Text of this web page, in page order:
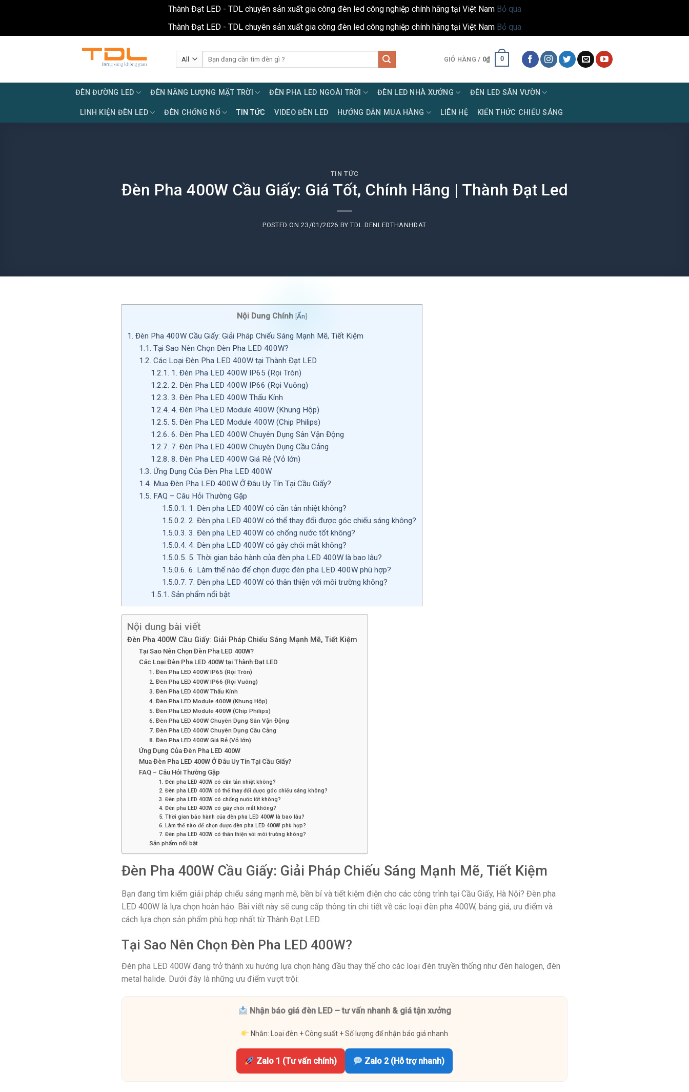
Thành Đạt LED - TDL chuyên sản xuất gia công đèn led công nghiệp chính hãng tại Việt Nam Bỏ qua
Thành Đạt LED - TDL chuyên sản xuất gia công đèn led công nghiệp chính hãng tại Việt Nam Bỏ qua
kiếm:
GIỎ HÀNG / 0₫ 0
ĐÈN ĐƯỜNG LED ĐÈN NĂNG LƯỢNG MẶT TRỜI ĐÈN PHA LED NGOÀI TRỜI ĐÈN LED NHÀ XƯỞNG ĐÈN LED SÂN VƯỜN
LINH KIỆN ĐÈN LED ĐÈN CHỐNG NỔ TIN TỨC VIDEO ĐÈN LED HƯỚNG DẪN MUA HÀNG LIÊN HỆ KIẾN THỨC CHIẾU SÁNG
TIN TỨC
Đèn Pha 400W Cầu Giấy: Giá Tốt, Chính Hãng | Thành Đạt Led
POSTED ON23/01/2026 BYTDL DENLEDTHANHDAT
Nội Dung Chính [Ẩn]
1. Đèn Pha 400W Cầu Giấy: Giải Pháp Chiếu Sáng Mạnh Mẽ, Tiết Kiệm
1.1. Tại Sao Nên Chọn Đèn Pha LED 400W?
1.2. Các Loại Đèn Pha LED 400W tại Thành Đạt LED
1.2.1. 1. Đèn Pha LED 400W IP65 (Rọi Tròn)
1.2.2. 2. Đèn Pha LED 400W IP66 (Rọi Vuông)
1.2.3. 3. Đèn Pha LED 400W Thấu Kính
1.2.4. 4. Đèn Pha LED Module 400W (Khung Hộp)
1.2.5. 5. Đèn Pha LED Module 400W (Chip Philips)
1.2.6. 6. Đèn Pha LED 400W Chuyên Dụng Sân Vận Động
1.2.7. 7. Đèn Pha LED 400W Chuyên Dụng Cầu Cảng
1.2.8. 8. Đèn Pha LED 400W Giá Rẻ (Vỏ lớn)
1.3. Ứng Dụng Của Đèn Pha LED 400W
1.4. Mua Đèn Pha LED 400W Ở Đâu Uy Tín Tại Cầu Giấy?
1.5. FAQ – Câu Hỏi Thường Gặp
1.5.0.1. 1. Đèn pha LED 400W có cần tản nhiệt không?
1.5.0.2. 2. Đèn pha LED 400W có thể thay đổi được góc chiếu sáng không?
1.5.0.3. 3. Đèn pha LED 400W có chống nước tốt không?
1.5.0.4. 4. Đèn pha LED 400W có gây chói mắt không?
1.5.0.5. 5. Thời gian bảo hành của đèn pha LED 400W là bao lâu?
1.5.0.6. 6. Làm thế nào để chọn được đèn pha LED 400W phù hợp?
1.5.0.7. 7. Đèn pha LED 400W có thân thiện với môi trường không?
1.5.1. Sản phẩm nổi bật
Nội dung bài viết
Đèn Pha 400W Cầu Giấy: Giải Pháp Chiếu Sáng Mạnh Mẽ, Tiết Kiệm
Tại Sao Nên Chọn Đèn Pha LED 400W?
Các Loại Đèn Pha LED 400W tại Thành Đạt LED
1. Đèn Pha LED 400W IP65 (Rọi Tròn)
2. Đèn Pha LED 400W IP66 (Rọi Vuông)
3. Đèn Pha LED 400W Thấu Kính
4. Đèn Pha LED Module 400W (Khung Hộp)
5. Đèn Pha LED Module 400W (Chip Philips)
6. Đèn Pha LED 400W Chuyên Dụng Sân Vận Động
7. Đèn Pha LED 400W Chuyên Dụng Cầu Cảng
8. Đèn Pha LED 400W Giá Rẻ (Vỏ lớn)
Ứng Dụng Của Đèn Pha LED 400W
Mua Đèn Pha LED 400W Ở Đâu Uy Tín Tại Cầu Giấy?
FAQ – Câu Hỏi Thường Gặp
1. Đèn pha LED 400W có cần tản nhiệt không?
2. Đèn pha LED 400W có thể thay đổi được góc chiếu sáng không?
3. Đèn pha LED 400W có chống nước tốt không?
4. Đèn pha LED 400W có gây chói mắt không?
5. Thời gian bảo hành của đèn pha LED 400W là bao lâu?
6. Làm thế nào để chọn được đèn pha LED 400W phù hợp?
7. Đèn pha LED 400W có thân thiện với môi trường không?
Sản phẩm nổi bật
Đèn Pha 400W Cầu Giấy: Giải Pháp Chiếu Sáng Mạnh Mẽ, Tiết Kiệm
Bạn đang tìm kiếm giải pháp chiếu sáng mạnh mẽ, bền bỉ và tiết kiệm điện cho các công trình tại Cầu Giấy, Hà Nội? Đèn pha
LED 400W là lựa chọn hoàn hảo. Bài viết này sẽ cung cấp thông tin chi tiết về các loại đèn pha 400W, bảng giá, ưu điểm và
cách lựa chọn sản phẩm phù hợp nhất từ Thành Đạt LED.
Tại Sao Nên Chọn Đèn Pha LED 400W?
Đèn pha LED 400W đang trở thành xu hướng lựa chọn hàng đầu thay thế cho các loại đèn truyền thống như đèn halogen, đèn
metal halide. Dưới đây là những ưu điểm vượt trội:
Nhận báo giá đèn LED – tư vấn nhanh & giá tận xưởng
Nhắn: Loại đèn + Công suất + Số lượng để nhận báo giá nhanh
Zalo 1 (Tư vấn chính) Zalo 2 (Hỗ trợ nhanh)